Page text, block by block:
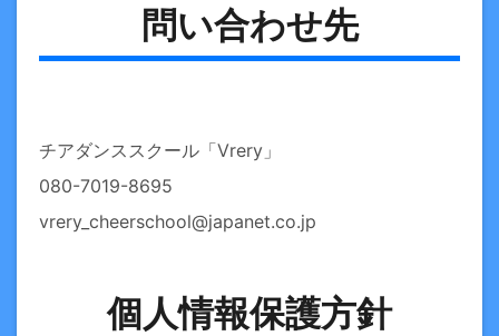
問い合わせ先
チアダンススクール「Vrery」
080-7019-8695
vrery_cheerschool@japanet.co.jp
個人情報保護方針